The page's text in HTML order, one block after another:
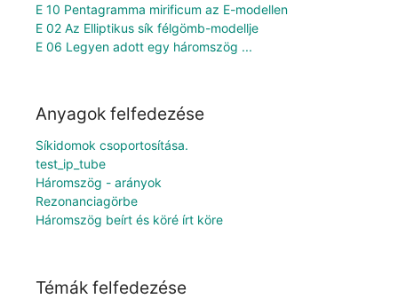
E 10 Pentagramma mirificum az E-modellen
E 02 Az Elliptikus sík félgömb-modellje
E 06 Legyen adott egy háromszög ...
Anyagok felfedezése
Síkidomok csoportosítása.
test_ip_tube
Háromszög - arányok
Rezonanciagörbe
Háromszög beírt és köré írt köre
Témák felfedezése